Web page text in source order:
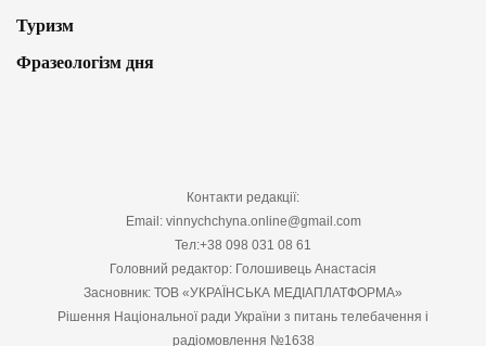
Туризм
Фразеологізм дня
Контакти редакції:
Email: vinnychchyna.online@gmail.com
Тел:+38 098 031 08 61
Головний редактор: Голошивець Анастасія
Засновник: ТОВ «УКРАЇНСЬКА МЕДІАПЛАТФОРМА»
Рішення Національної ради України з питань телебачення і
радіомовлення №1638